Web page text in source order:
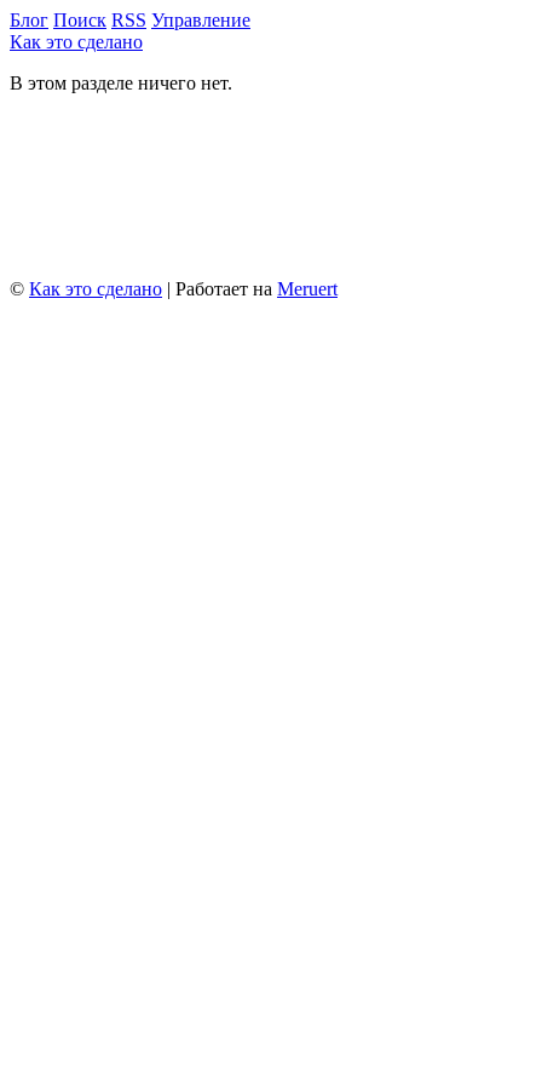
Блог Поиск RSS Управление
Как это сделано
В этом разделе ничего нет.
© Как это сделано | Работает на Meruert